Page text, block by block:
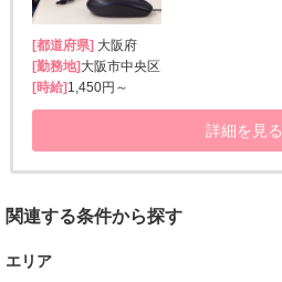
[都道府県] 大阪府
[勤務地] 大阪市中央区
[時給] 1,450円～
詳細を見る
関連する条件から探す
エリア